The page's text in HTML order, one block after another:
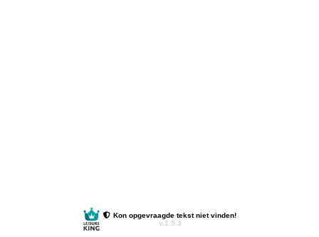
Kon opgevraagde tekst niet vinden!
v.1.5.3